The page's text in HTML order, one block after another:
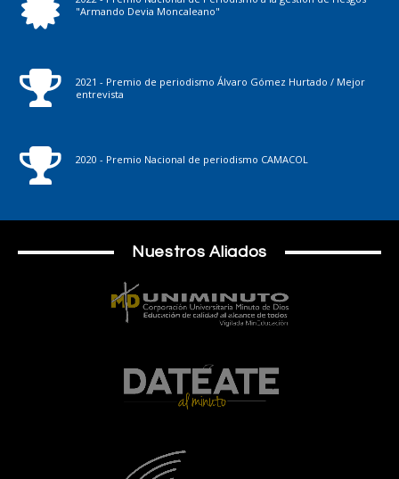
"Armando Devia Moncaleano"
2021 - Premio de periodismo Álvaro Gómez Hurtado / Mejor
entrevista
2020 - Premio Nacional de periodismo CAMACOL
Nuestros Aliados